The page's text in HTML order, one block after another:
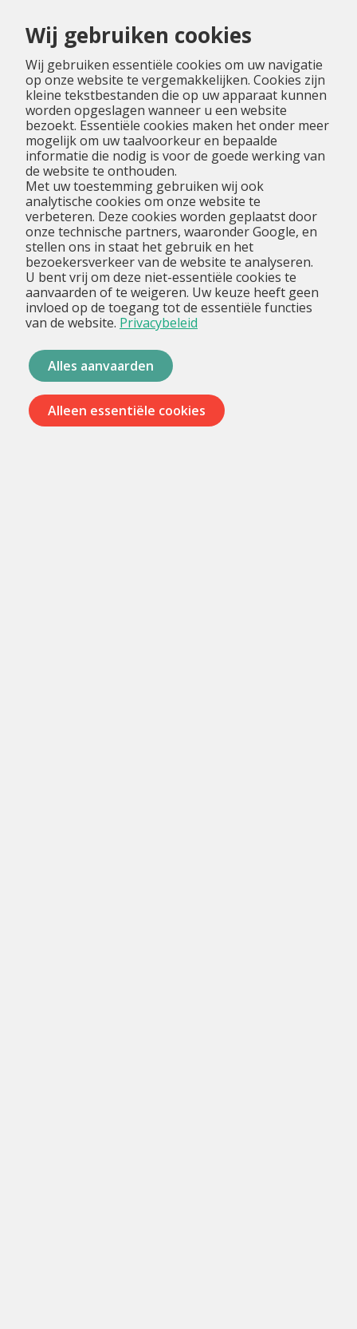
Wij gebruiken cookies
Wij gebruiken essentiële cookies om uw navigatie
op onze website te vergemakkelijken. Cookies zijn
kleine tekstbestanden die op uw apparaat kunnen
worden opgeslagen wanneer u een website
bezoekt. Essentiële cookies maken het onder meer
mogelijk om uw taalvoorkeur en bepaalde
informatie die nodig is voor de goede werking van
de website te onthouden.
Met uw toestemming gebruiken wij ook
analytische cookies om onze website te
verbeteren. Deze cookies worden geplaatst door
onze technische partners, waaronder Google, en
stellen ons in staat het gebruik en het
bezoekersverkeer van de website te analyseren.
U bent vrij om deze niet-essentiële cookies te
aanvaarden of te weigeren. Uw keuze heeft geen
invloed op de toegang tot de essentiële functies
van de website. Privacybeleid
Alles aanvaarden
Alleen essentiële cookies